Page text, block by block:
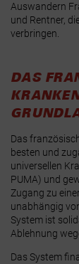
Auswandern
und Rentner,
verbringen.
DAS
Das
besten und
universellen
PUMA) und
Zugang zu
unabhängig
System ist
Ablehnung
Das System